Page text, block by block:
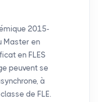
2015-
Master en
en FLES
peuvent se
à
de FLE.